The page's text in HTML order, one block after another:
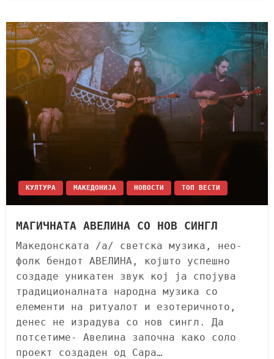
КУЛТУРА МАКЕДОНИЈА НОВОСТИ ТОП ВЕСТИ
МАГИЧНАТА АВЕЛИНА СО НОВ СИНГЛ
Македонската /а/ светска музика, нео-
фолк бендот АВЕЛИНА, којшто успешно
создаде уникатен звук кој ја спојува
традиционалната народна музика со
елементи на ритуалот и езотеричното,
денес не израдува со нов сингл. Да
потсетиме- Авелина започна како соло
проект создаден од Сара…